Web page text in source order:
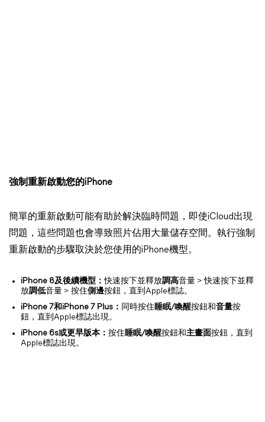
強制重新啟動您的iPhone
簡單的重新啟動可能有助於解決臨時問題，即使iCloud出現
問題，這些問題也會導致照片佔用大量儲存空間。執行強制
重新啟動的步驟取決於您使用的iPhone機型。
iPhone 8及後續機型：快速按下並釋放調高音量 > 快速按下並釋
放調低音量 > 按住側邊按鈕，直到Apple標誌。
iPhone 7和iPhone 7 Plus： 同時按住睡眠/喚醒按鈕和音量按
鈕，直到Apple標誌出現。
iPhone 6s或更早版本： 按住睡眠/喚醒按鈕和主畫面按鈕，直到
Apple標誌出現。